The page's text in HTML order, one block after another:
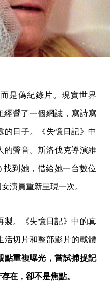
是偽紀錄片。現實世界
營了一個網誌，寫詩寫
的日子。《失憶日記》中
的聲音。斯洛伐克導演維
找到她，借給她一台數位
演員重新呈現一次。
製。《失憶日記》中的真
活切片和整部影片的載體
點重複曝光，嘗試捕捉記
在，卻不是焦點。